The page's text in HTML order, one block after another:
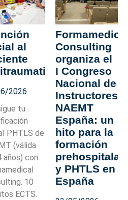
al
2026
tu
PHTLS de
(válida
años) con
10
ECTS.
Consulting
organiza el
I Congreso
Nacional de
Instructores
NAEMT
España: un
hito para la
formación
y PHTLS en
España